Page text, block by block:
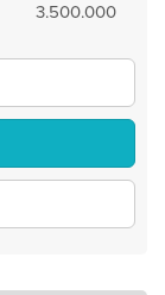
3.500.000